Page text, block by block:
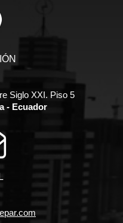
Siglo XXI. Piso 5
- Ecuador